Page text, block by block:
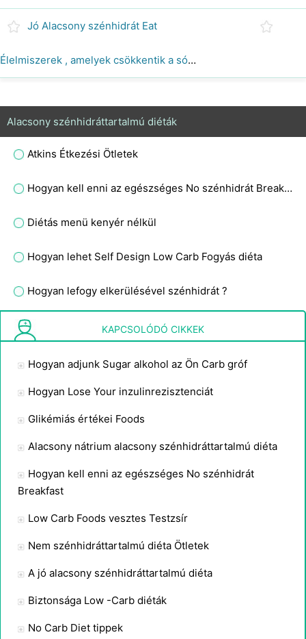
Jó Alacsony szénhidrát Eat
Élelmiszerek , amelyek csökkentik a sóvárgást , míg a szénhidrát Addict Diet
Alacsony szénhidráttartalmú diéták
Atkins Étkezési Ötletek
Hogyan kell enni az egészséges No szénhidrát Breakfast
Diétás menü kenyér nélkül
Hogyan lehet Self Design Low Carb Fogyás diéta
Hogyan lefogy elkerülésével szénhidrát ?
Csökkentett szénhidráttartalmú diéta
KAPCSOLÓDÓ CIKKEK
Hogyan adjunk Sugar alkohol az Ön Carb gróf
Hogyan Lose Your inzulinrezisztenciát
Glikémiás értékei Foods
Alacsony nátrium alacsony szénhidráttartalmú diéta
Hogyan kell enni az egészséges No szénhidrát
Breakfast
Low Carb Foods vesztes Testzsír
Nem szénhidráttartalmú diéta Ötletek
A jó alacsony szénhidráttartalmú diéta
Biztonsága Low -Carb diéták
No Carb Diet tippek